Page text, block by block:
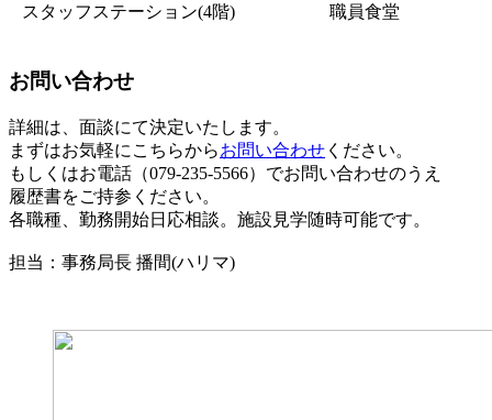
スタッフステーション(4階) 職員食堂
お問い合わせ
詳細は、面談にて決定いたします。
まずはお気軽にこちらからお問い合わせ ください。
もしくはお電話（079-235-5566）でお問い合わせのうえ
履歴書をご持参ください。
各職種、勤務開始日応相談。施設見学随時可能です。
担当：事務局長 播間(ハリマ)